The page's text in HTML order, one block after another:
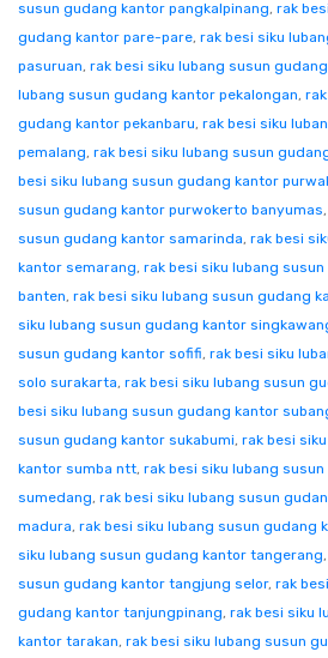
susun gudang kantor pangkalpinang, rak
gudang kantor pare-pare, rak besi siku
pasuruan, rak besi siku lubang susun
lubang susun gudang kantor pekalongan,
gudang kantor pekanbaru, rak besi siku
pemalang, rak besi siku lubang susun
besi siku lubang susun gudang kantor
susun gudang kantor purwokerto banyumas,
susun gudang kantor samarinda, rak besi
kantor semarang, rak besi siku lubang
banten, rak besi siku lubang susun gudang
siku lubang susun gudang kantor
susun gudang kantor sofifi, rak besi siku
solo surakarta, rak besi siku lubang susun
besi siku lubang susun gudang kantor
susun gudang kantor sukabumi, rak besi
kantor sumba ntt, rak besi siku lubang
sumedang, rak besi siku lubang susun
madura, rak besi siku lubang susun gudang
siku lubang susun gudang kantor tangerang,
susun gudang kantor tangjung selor, rak
gudang kantor tanjungpinang, rak besi siku
kantor tarakan, rak besi siku lubang susun